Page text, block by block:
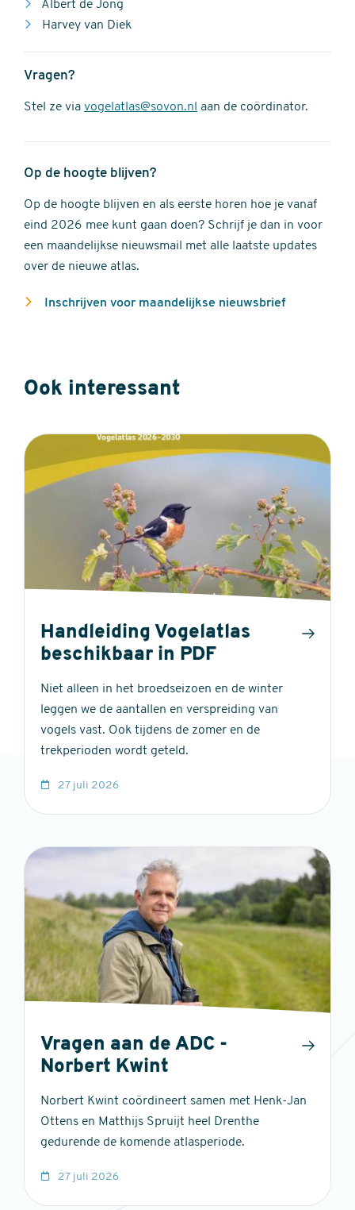
Albert de Jong
Harvey van Diek
Vragen?
Stel ze via vogelatlas@sovon.nl aan de coördinator.
Op de hoogte blijven?
Op de hoogte blijven en als eerste horen hoe je vanaf
eind 2026 mee kunt gaan doen? Schrijf je dan in voor
een maandelijkse nieuwsmail met alle laatste updates
over de nieuwe atlas.
Inschrijven voor maandelijkse nieuwsbrief
Ook interessant
Handleiding Vogelatlas
beschikbaar in PDF
Niet alleen in het broedseizoen en de winter
leggen we de aantallen en verspreiding van
vogels vast. Ook tijdens de zomer en de
trekperioden wordt geteld.
27 juli 2026
Vragen aan de ADC -
Norbert Kwint
Norbert Kwint coördineert samen met Henk-Jan
Ottens en Matthijs Spruijt heel Drenthe
gedurende de komende atlasperiode.
27 juli 2026